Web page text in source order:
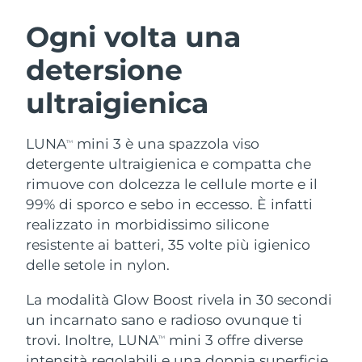
Ogni volta una
detersione
ultraigienica
LUNATM
mini 3 è una spazzola viso
detergente ultraigienica e compatta che
rimuove con dolcezza le cellule morte e il
99% di sporco e sebo in eccesso. È infatti
realizzato in morbidissimo silicone
resistente ai batteri, 35 volte più igienico
delle setole in nylon.
La modalità Glow Boost rivela in 30 secondi
un incarnato sano e radioso ovunque ti
trovi. Inoltre, LUNATM
mini 3 offre diverse
Detersione viso
Anti-aging massage
LUNA™ 4 Plus
Massage, LED heating
For men, anti-aging massage
Lifting viso
Microcurrent toning
BEAR™ 2 go
Microcurrent toning on-the-go
Microcurrent line smoothing device
Idratazione
UFO™ 3 pacchetto
Deep facial hydration
UFO™ 3 LED
Near-infrared and red light therapy
device
Igiene orale
issa™ 4
Hybrid silicone sonic toothbrush
issa™ 4 plus
Smart hybrid silicone sonic toothbrush
TRATTAMENTI ANTI-AGE FAQ™
Anti-age Trattamenti LED
Austria
Bahrein Consegna stimata
Belgio Consegna stimata
Bermuda Consegna stimata
Bosnia ed
Erzegovina
Consegna stimata14/08/2026
Brunei Consegna stimata
Bulgaria
Canada Consegna stimata 15/08/2026
Cile Consegna stimata15/08/2026